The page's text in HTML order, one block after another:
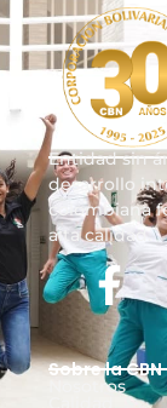
Entidad sin
desarrollo
colombiana
alta calidad.
Sobre la CBN
Nosotros